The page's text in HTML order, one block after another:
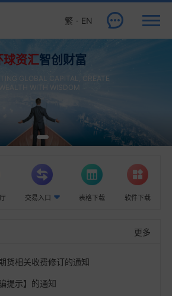
繁 · EN
球资汇智创财富
GLOBAL CAPITAL, CREATE
WEALTH WITH WISDOM
交易入口 表格下载 软件下载
更多
货相关收费修订的通知
提示】的通知